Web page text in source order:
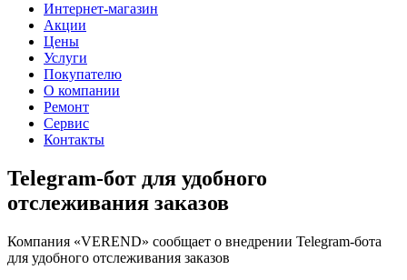
Интернет-магазин
Акции
Цены
Услуги
Покупателю
О компании
Ремонт
Сервис
Контакты
Telegram-бот для удобного
отслеживания заказов
Компания «VEREND» сообщает о внедрении Telegram-бота
для удобного отслеживания заказов